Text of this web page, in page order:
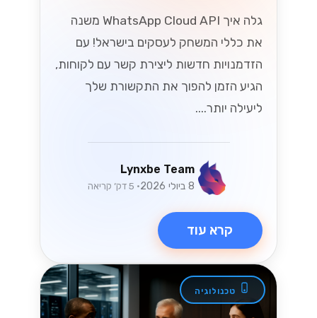
גלה איך WhatsApp Cloud API משנה
את כללי המשחק לעסקים בישראל! עם
הזדמנויות חדשות ליצירת קשר עם לקוחות,
הגיע הזמן להפוך את התקשורת שלך
ליעילה יותר....
Lynxbe Team
8 ביולי 2026 • 5 דק׳ קריאה
קרא עוד
טכנולוגיה